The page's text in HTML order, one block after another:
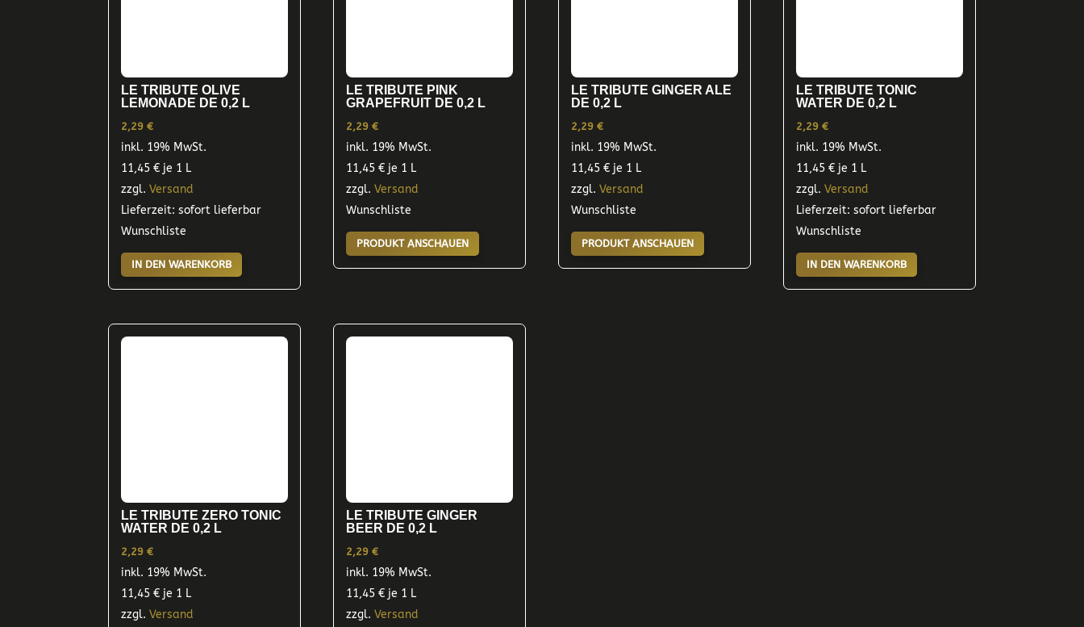
LE TRIBUTE OLIVE
LEMONADE DE 0,2 L
2,29€
inkl. 19% MwSt.
11,45€ je 1 L
zzgl.Versand
Lieferzeit: sofort lieferbar
Wunschliste
IN DEN WARENKORB
LE TRIBUTE PINK
GRAPEFRUIT DE 0,2 L
2,29€
inkl. 19% MwSt.
11,45€ je 1 L
zzgl.Versand
Wunschliste
PRODUKT ANSCHAUEN
LE TRIBUTE GINGER ALE
DE 0,2 L
2,29€
inkl. 19% MwSt.
11,45€ je 1 L
zzgl.Versand
Wunschliste
PRODUKT ANSCHAUEN
LE TRIBUTE TONIC
WATER DE 0,2 L
2,29€
inkl. 19% MwSt.
11,45€ je 1 L
zzgl.Versand
Lieferzeit: sofort lieferbar
Wunschliste
IN DEN WARENKORB
LE TRIBUTE ZERO TONIC
WATER DE 0,2 L
2,29€
inkl. 19% MwSt.
11,45€ je 1 L
zzgl.Versand
LE TRIBUTE GINGER
BEER DE 0,2 L
2,29€
inkl. 19% MwSt.
11,45€ je 1 L
zzgl.Versand